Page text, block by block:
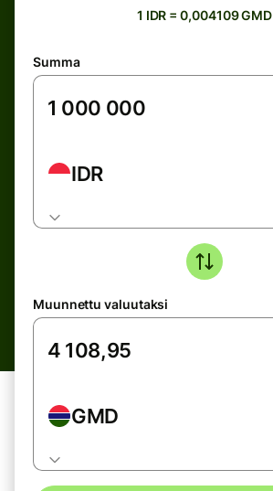
1 IDR = 0,004109 GMD
Summa
IDR
Muunnettu valuutaksi
GMD